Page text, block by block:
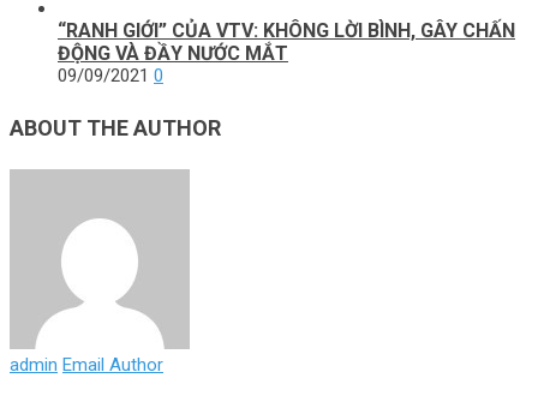
“RANH GIỚI” CỦA VTV: KHÔNG LỜI BÌNH, GÂY CHẤN
ĐỘNG VÀ ĐẦY NƯỚC MẮT
09/09/2021 0
ABOUT THE AUTHOR
admin Email Author